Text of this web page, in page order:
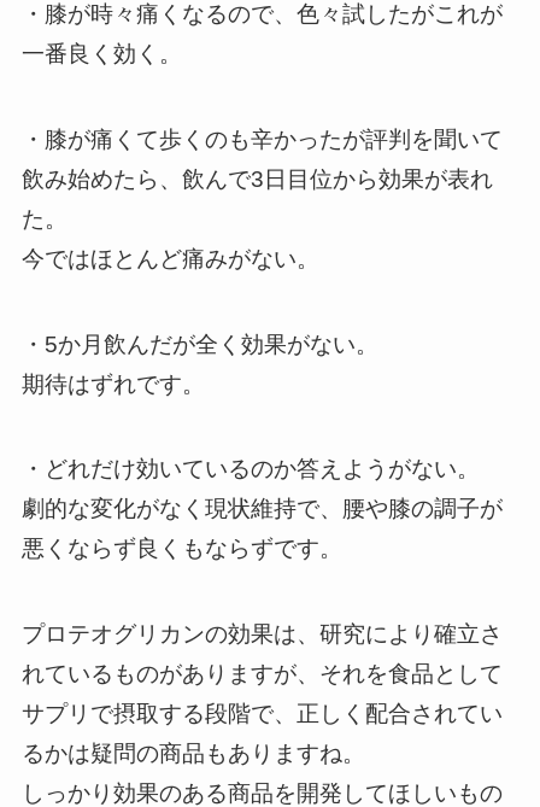
・膝が時々痛くなるので、色々試したがこれが
一番良く効く。
・膝が痛くて歩くのも辛かったが評判を聞いて
飲み始めたら、飲んで3日目位から効果が表れ
た。
今ではほとんど痛みがない。
・5か月飲んだが全く効果がない。
期待はずれです。
・どれだけ効いているのか答えようがない。
劇的な変化がなく現状維持で、腰や膝の調子が
悪くならず良くもならずです。
プロテオグリカンの効果は、研究により確立さ
れているものがありますが、それを食品として
サプリで摂取する段階で、正しく配合されてい
るかは疑問の商品もありますね。
しっかり効果のある商品を開発してほしいもの